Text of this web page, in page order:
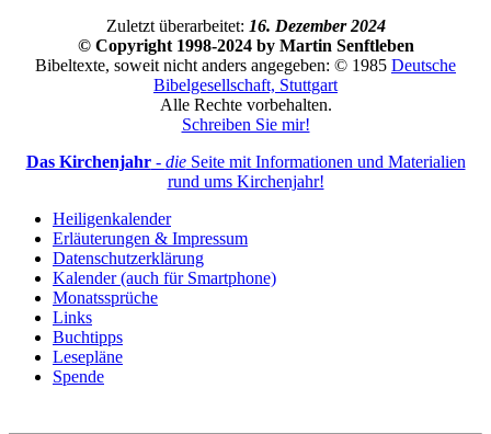
Zuletzt überarbeitet: 16. Dezember 2024
© Copyright 1998-2024 by Martin Senftleben
Bibeltexte, soweit nicht anders angegeben: © 1985 Deutsche
Bibelgesellschaft, Stuttgart
Alle Rechte vorbehalten.
Schreiben Sie mir!
Das Kirchenjahr- dieSeite mit Informationen und Materialien
rund ums Kirchenjahr!
Heiligenkalender
Erläuterungen & Impressum
Datenschutzerklärung
Kalender (auch für Smartphone)
Monatssprüche
Links
Buchtipps
Lesepläne
Spende